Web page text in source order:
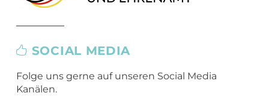
SOCIAL MEDIA
Folge uns gerne auf unseren Social Media
Kanälen.